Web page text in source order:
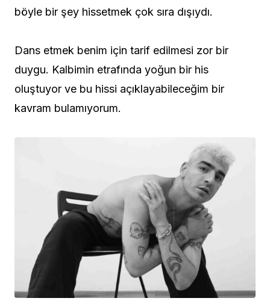
böyle bir şey hissetmek çok sıra dışıydı.
Dans etmek benim için tarif edilmesi zor bir
duygu. Kalbimin etrafında yoğun bir his
oluştuyor ve bu hissi açıklayabileceğim bir
kavram bulamıyorum.